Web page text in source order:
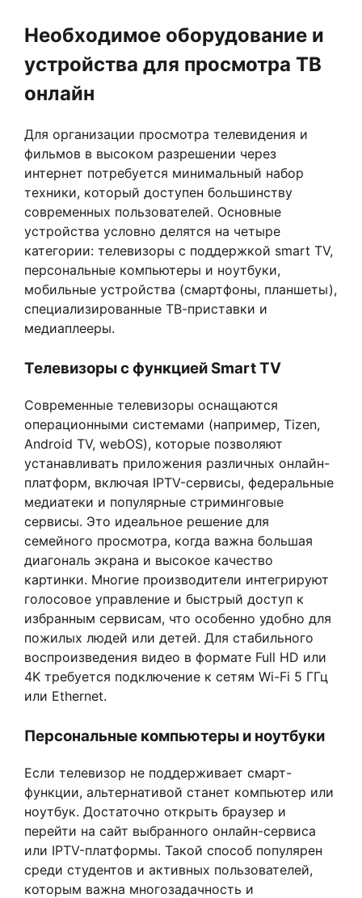
Необходимое оборудование и
устройства для просмотра ТВ
онлайн
Для организации просмотра телевидения и
фильмов в высоком разрешении через
интернет потребуется минимальный набор
техники, который доступен большинству
современных пользователей. Основные
устройства условно делятся на четыре
категории: телевизоры с поддержкой smart TV,
персональные компьютеры и ноутбуки,
мобильные устройства (смартфоны, планшеты),
специализированные ТВ-приставки и
медиаплееры.
Телевизоры с функцией Smart TV
Современные телевизоры оснащаются
операционными системами (например, Tizen,
Android TV, webOS), которые позволяют
устанавливать приложения различных онлайн-
платформ, включая IPTV-сервисы, федеральные
медиатеки и популярные стриминговые
сервисы. Это идеальное решение для
семейного просмотра, когда важна большая
диагональ экрана и высокое качество
картинки. Многие производители интегрируют
голосовое управление и быстрый доступ к
избранным сервисам, что особенно удобно для
пожилых людей или детей. Для стабильного
воспроизведения видео в формате Full HD или
4K требуется подключение к сетям Wi-Fi 5 ГГц
или Ethernet.
Персональные компьютеры и ноутбуки
Если телевизор не поддерживает смарт-
функции, альтернативой станет компьютер или
ноутбук. Достаточно открыть браузер и
перейти на сайт выбранного онлайн-сервиса
или IPTV-платформы. Такой способ популярен
среди студентов и активных пользователей,
которым важна многозадачность и